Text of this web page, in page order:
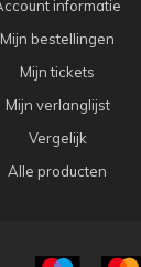
informatie
Mijn bestellingen
Mijn tickets
Mijn verlanglijst
Vergelijk
Alle producten